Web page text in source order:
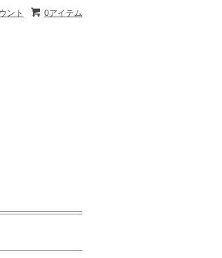
0アイテム
ント